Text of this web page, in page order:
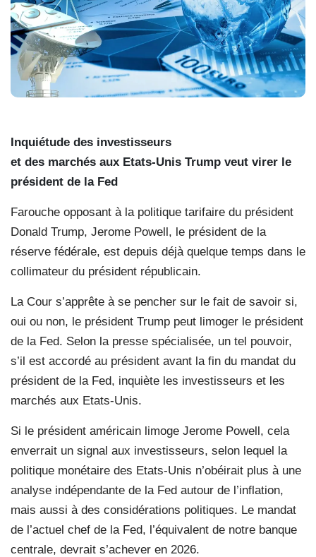
Inquiétude des investisseurs
et des marchés aux Etats-Unis Trump veut virer le
président de la Fed
Farouche opposant à la politique tarifaire du président
Donald Trump, Jerome Powell, le président de la
réserve fédérale, est depuis déjà quelque temps dans le
collimateur du président républicain.
La Cour s’apprête à se pencher sur le fait de savoir si,
oui ou non, le président Trump peut limoger le président
de la Fed. Selon la presse spécialisée, un tel pouvoir,
s’il est accordé au président avant la fin du mandat du
président de la Fed, inquiète les investisseurs et les
marchés aux Etats-Unis.
Si le président américain limoge Jerome Powell, cela
enverrait un signal aux investisseurs, selon lequel la
politique monétaire des Etats-Unis n’obéirait plus à une
analyse indépendante de la Fed autour de l’inflation,
mais aussi à des considérations politiques. Le mandat
de l’actuel chef de la Fed, l’équivalent de notre banque
centrale, devrait s’achever en 2026.